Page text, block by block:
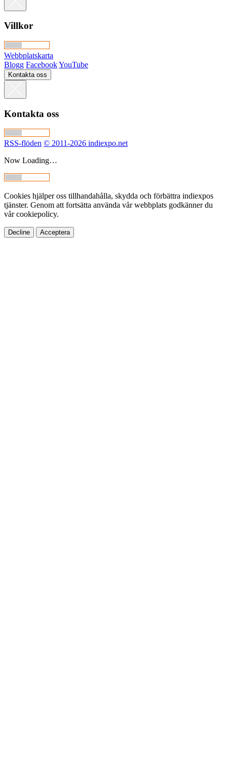
Villkor
Webbplatskarta
Blogg FacebookYouTube
Kontakta oss
Kontakta oss
RSS-flöden © 2011-2026 indiexpo.net
Now Loading…
Cookies hjälper oss tillhandahålla, skydda och förbättra indiexpos
tjänster. Genom att fortsätta använda vår webbplats godkänner du
vår cookiepolicy.
Decline Acceptera